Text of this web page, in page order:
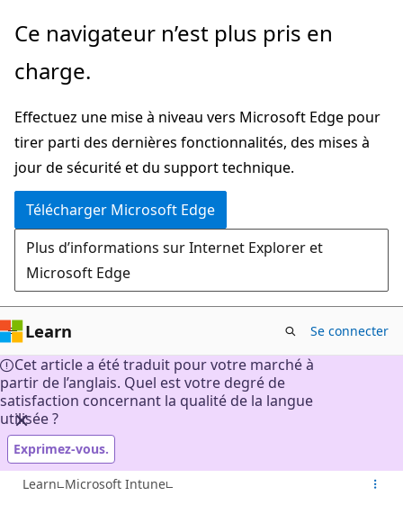
Passer
directement
au
principal
Ce navigateur n’est plus pris en
charge.
Effectuez une mise à niveau vers Microsoft Edge pour
tirer parti des dernières fonctionnalités, des mises à
jour de sécurité et du support technique.
Télécharger Microsoft Edge
Plus d’informations sur Internet Explorer et
Microsoft Edge
Learn Se connecter
Cet article a été traduit pour votre marché à
partir de l’anglais. Quel est votre degré de
satisfaction concernant la qualité de la langue
utilisée ?
Exprimez-vous.
Learn Microsoft Intune